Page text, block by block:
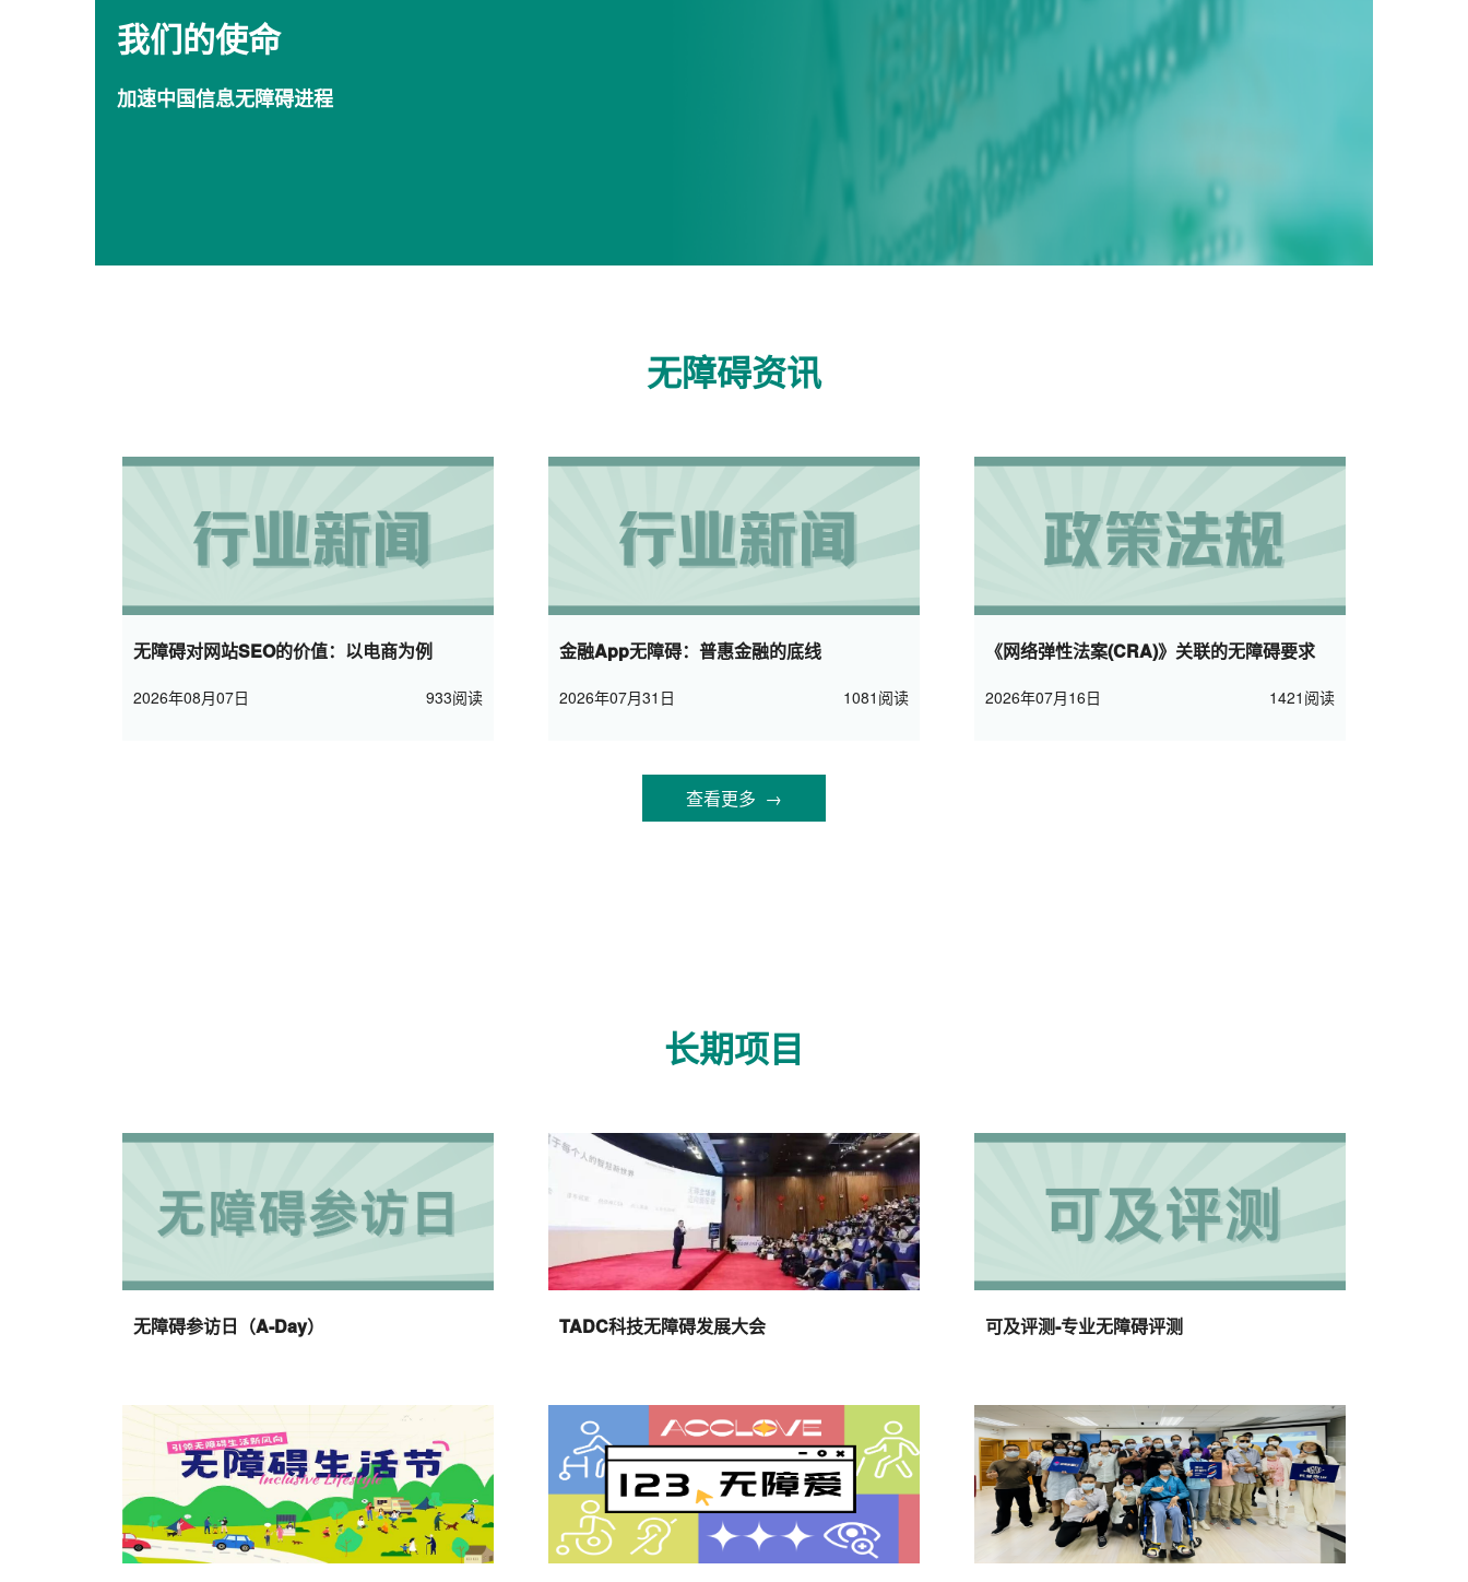
我们的使命
加速中国信息无障碍进程
无障碍资讯
无障碍对网站SEO的价值：以电商为例
2026年08月07日 933阅读
金融App无障碍：普惠金融的底线
2026年07月31日 1081阅读
《网络弹性法案(CRA)》关联的无障碍要求
2026年07月16日 1421阅读
查看更多 →
长期项目
无障碍参访日（A-Day） TADC科技无障碍发展大会 可及评测-专业无障碍评测